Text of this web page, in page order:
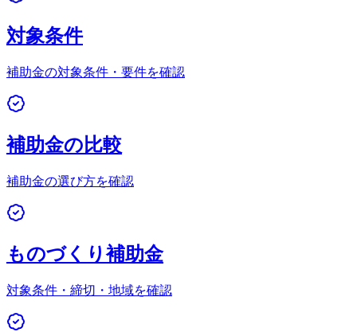
対象条件
補助金の対象条件・要件を確認
補助金の比較
補助金の選び方を確認
ものづくり補助金
対象条件・締切・地域を確認